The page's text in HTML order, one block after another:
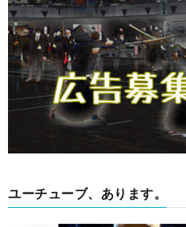
ユーチューブ、あります。